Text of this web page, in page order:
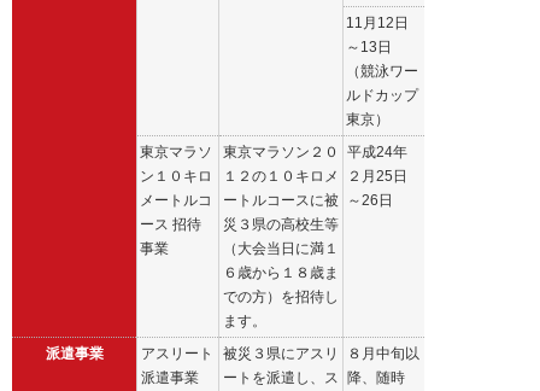
11月12日
～13日
（競泳ワー
ルドカップ
東京）
東京マラソ
ン１０キロ
メートルコ
ース 招待
事業
東京マラソン２０
１２の１０キロメ
ートルコースに被
災３県の高校生等
（大会当日に満１
６歳から１８歳ま
での方）を招待し
ます。
平成24年
２月25日
～26日
派遣事業
アスリート
派遣事業
被災３県にアスリ
ートを派遣し、ス
８月中旬以
降、随時